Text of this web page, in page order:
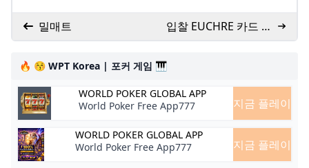
밀매트
입찰 EUCHRE 카드 게
임 규칙
🔥 😚 WPT Korea | 포커 게임 🎹
WORLD POKER GLOBAL APP
World Poker Free App777
지금 플레이
WORLD POKER GLOBAL APP
World Poker Free App777
지금 플레이